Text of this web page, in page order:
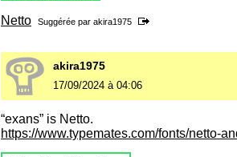
Netto Suggérée par akira1975
akira1975
17/09/2024 à 04:06
“exans” is Netto.
https://www.typemates.com/fonts/netto-